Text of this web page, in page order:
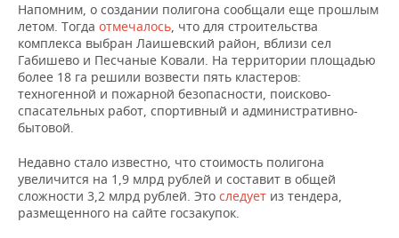
Напомним, о создании полигона сообщали еще прошлым
летом. Тогда отмечалось, что для строительства
комплекса выбран Лаишевский район, вблизи сел
Габишево и Песчаные Ковали. На территории площадью
более 18 га решили возвести пять кластеров:
техногенной и пожарной безопасности, поисково-
спасательных работ, спортивный и административно-
бытовой.
Недавно стало известно, что стоимость полигона
увеличится на 1,9 млрд рублей и составит в общей
сложности 3,2 млрд рублей. Это следует из тендера,
размещенного на сайте госзакупок.